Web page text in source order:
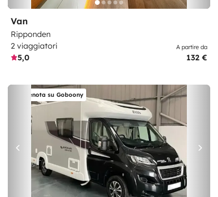
Van
Ripponden
2 viaggiatori
5,0
A partire da
132 €
Prenota su Goboony